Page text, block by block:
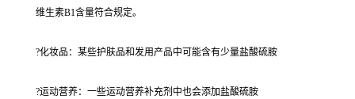
维生素B1含量符合规定。
?化妆品：某些护肤品和发用产品中可能含有少量盐酸硫胺
?运动营养：一些运动营养补充剂中也会添加盐酸硫胺